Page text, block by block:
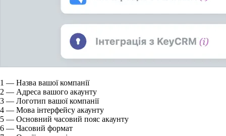
1 — Назва вашої компанії
2 — Адреса вашого акаунту
3 — Логотип вашої компанії
4 — Мова інтерфейсу акаунту
5 — Основний часовий пояс акаунту
6 — Часовий формат